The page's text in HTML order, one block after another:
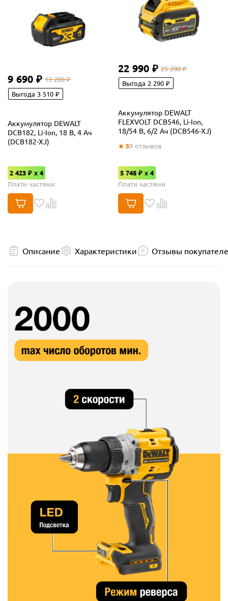
9 690 ₽ 13 200 ₽
Выгода 3 510 ₽
Аккумулятор DEWALT
DCB182, Li-Ion, 18 В, 4 Ач
(DCB182-XJ)
2 423 ₽ x 4
Плати частями
22 990 ₽ 25 280 ₽
Выгода 2 290 ₽
Аккумулятор DEWALT
FLEXVOLT DCB546, Li-Ion,
18/54 В, 6/2 Ач (DCB546-XJ)
59 отзывов
5 748 ₽ x 4
Плати частями
Описание Характеристики Отзывы